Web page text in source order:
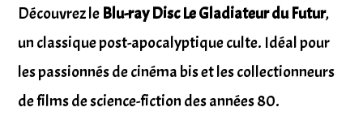
Découvrez le Blu-ray Disc Le Gladiateur du Futur,
un classique post-apocalyptique culte. Idéal pour
les passionnés de cinéma bis et les collectionneurs
de films de science-fiction des années 80.